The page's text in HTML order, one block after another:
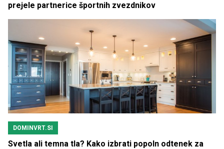
prejele partnerice športnih zvezdnikov
DOMINVRT.SI
Svetla ali temna tla? Kako izbrati popoln odtenek za